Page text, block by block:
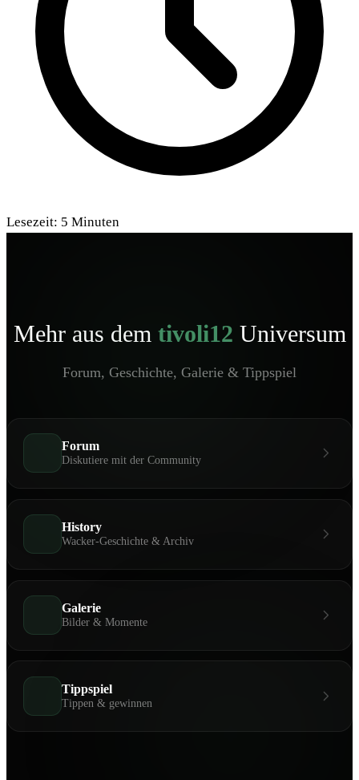
Lesezeit: 5 Minuten
Mehr aus dem tivoli12 Universum
Forum, Geschichte, Galerie & Tippspiel
Forum
Diskutiere mit der Community
History
Wacker-Geschichte & Archiv
Galerie
Bilder & Momente
Tippspiel
Tippen & gewinnen